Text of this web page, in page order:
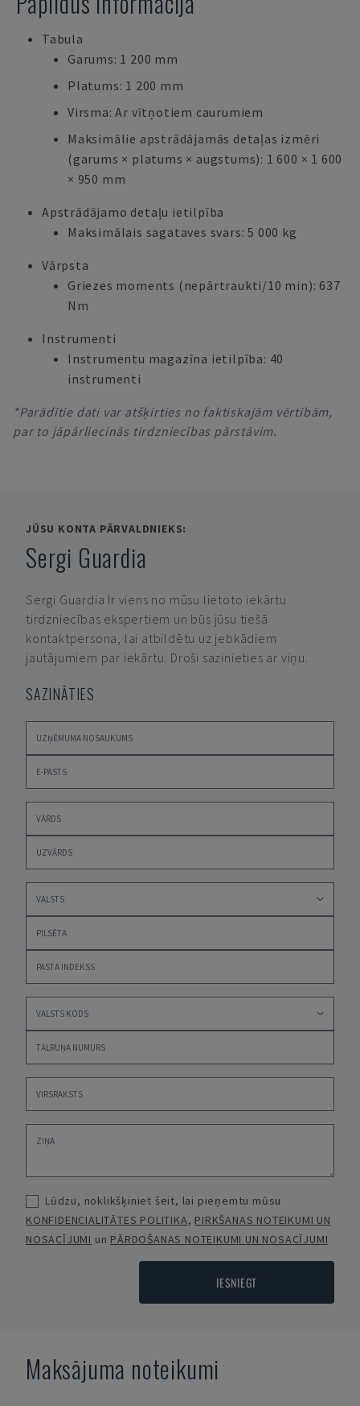
Tabula
Garums: 1 200 mm
Platums: 1 200 mm
Virsma: Ar vītņotiem caurumiem
Maksimālie apstrādājamās detaļas izmēri
(garums × platums × augstums): 1 600 × 1 600
× 950 mm
Apstrādājamo detaļu ietilpība
Maksimālais sagataves svars: 5 000 kg
Vārpsta
Griezes moments (nepārtraukti/10 min): 637
Nm
Instrumenti
Instrumentu magazīna ietilpība: 40
instrumenti
*Parādītie dati var atšķirties no faktiskajām vērtībām,
par to jāpārliecinās tirdzniecības pārstāvim.
JŪSU KONTA PĀRVALDNIEKS:
Sergi Guardia
Sergi Guardia Ir viens no mūsu lietoto iekārtu
tirdzniecības ekspertiem un būs jūsu tiešā
kontaktpersona, lai atbildētu uz jebkādiem
jautājumiem par iekārtu. Droši sazinieties ar viņu.
SAZINĀTIES
Lūdzu, noklikšķiniet šeit, lai pieņemtu mūsu
KONFIDENCIALITĀTES POLITIKA, PIRKŠANAS NOTEIKUMI UN
NOSACĪJUMI un PĀRDOŠANAS NOTEIKUMI UN NOSACĪJUMI
IESNIEGT
Maksājuma noteikumi